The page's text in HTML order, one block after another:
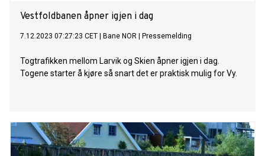
Vestfoldbanen åpner igjen i dag
7.12.2023 07:27:23 CET Bane NOR Pressemelding
Togtrafikken mellom Larvik og Skien åpner igjen i dag.
Togene starter å kjøre så snart det er praktisk mulig for Vy.